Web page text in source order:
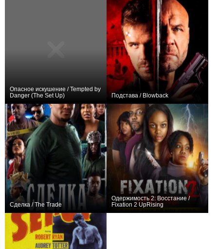
Опасное искушение / Tempted by
Danger (The Set Up)
Подстава / Blowback
Сделка / The Trade
Одержимость 2: Восстание /
Fixation 2 UpRising